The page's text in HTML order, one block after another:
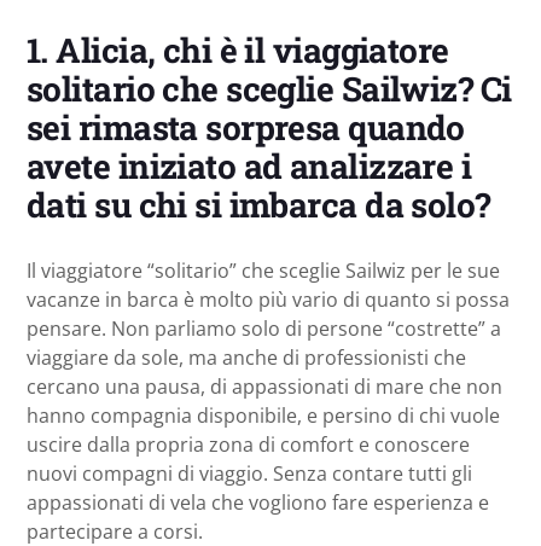
1.Alicia, chi è il viaggiatore
solitario che sceglie Sailwiz? Ci
sei rimasta sorpresa quando
avete iniziato ad analizzare i
dati su chi si imbarca da solo?
Il viaggiatore “solitario” che sceglie Sailwiz per le sue
vacanze in barca è molto più vario di quanto si possa
pensare. Non parliamo solo di persone “costrette” a
viaggiare da sole, ma anche di professionisti che
cercano una pausa, di appassionati di mare che non
hanno compagnia disponibile, e persino di chi vuole
uscire dalla propria zona di comfort e conoscere
nuovi compagni di viaggio. Senza contare tutti gli
appassionati di vela che vogliono fare esperienza e
partecipare a corsi.